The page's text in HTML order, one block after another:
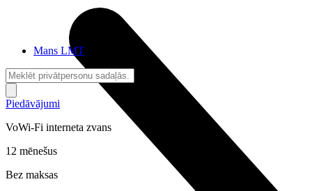
Mans LMT
Piedāvājumi
VoWi-Fi interneta zvans
12 mēnešus
Bez maksas